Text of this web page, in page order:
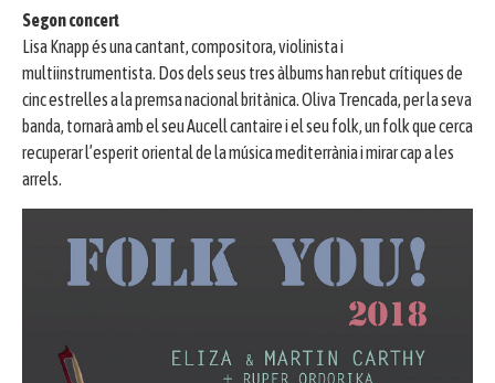
Segon concert
Lisa Knapp és una cantant, compositora, violinista i
multiinstrumentista. Dos dels seus tres àlbums han rebut crítiques de
cinc estrelles a la premsa nacional britànica. Oliva Trencada, per la seva
banda, tornarà amb el seu Aucell cantaire i el seu folk, un folk que cerca
recuperar l’esperit oriental de la música mediterrània i mirar cap a les
arrels.